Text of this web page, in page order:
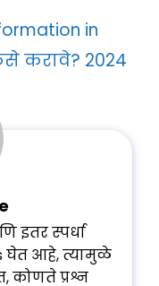
in
करावे? 2024
इतर स्पर्धा
घेत आहे, त्यामुळे
कोणते प्रश्न